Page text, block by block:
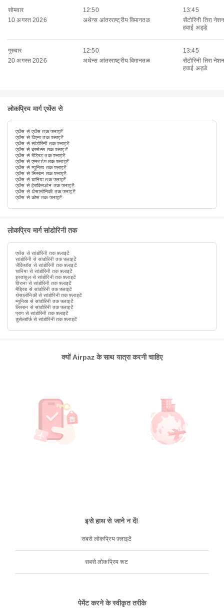
सोमवार
10 अगस्त 2026
12:50
अथेन्स आंतरराष्ट्रीय विमानतळ
13:45
सेंटोरिनी तिरा
हवाई अड्डे
गुरुवार
20 अगस्त 2026
12:50
अथेन्स आंतरराष्ट्रीय विमानतळ
13:45
सेंटोरिनी तिरा
हवाई अड्डे
लोकप्रिय मार्ग एथेंस से
एथेंस से एथेंस तक फ़्लाइटें
एथेंस से विएना तक फ़्लाइटें
एथेंस से सांडोरिनी तक फ़्लाइटें
एथेंस से ब्रसेल्स तक फ़्लाइटें
एथेंस से मैड्रिड तक फ़्लाइटें
एथेंस से एम्स्टर्डम तक फ़्लाइटें
एथेंस से म्यूनिख तक फ़्लाइटें
एथेंस से लिस्बन तक फ़्लाइटें
एथेंस से चानिया तक फ़्लाइटें
एथेंस से हेराक्लिओन तक फ़्लाइटें
एथेंस से थेसालोनिकी तक फ़्लाइटें
एथेंस से कोस तक फ़्लाइटें
लोकप्रिय मार्ग सांडोरिनी तक
एथेंस से सांडोरिनी तक फ़्लाइटें
सांडोरिनी से सांडोरिनी तक फ़्लाइटें
जैकिंथॉस से सांडोरिनी तक फ़्लाइटें
चानिया से सांडोरिनी तक फ़्लाइटें
इस्तांबुल से सांडोरिनी तक फ़्लाइटें
तिराना से सांडोरिनी तक फ़्लाइटें
मैड्रिड से सांडोरिनी तक फ़्लाइटें
थेसालोनिकी से सांडोरिनी तक फ़्लाइटें
म्यूनिख से सांडोरिनी तक फ़्लाइटें
लिस्बन से सांडोरिनी तक फ़्लाइटें
प्राग से सांडोरिनी तक फ़्लाइटें
डुसेल्डॉर्फ़ से सांडोरिनी तक फ़्लाइटें
क्यों Airpaz के साथ यात्रा करनी चाहिए
इसे हाथ से जाने न दें!
सबसे लोकप्रिय फ़्लाइटें
सबसे लोकप्रिय रूट
पेमेंट करने के स्वीकृत तरीके